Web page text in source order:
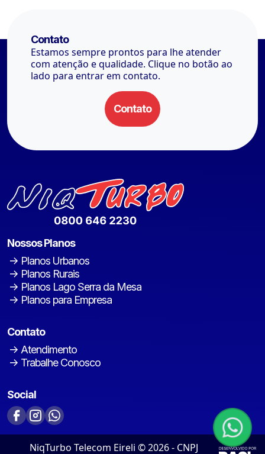
Contato
Estamos sempre prontos para lhe atender
com atenção e qualidade. Clique no botão ao
lado para entrar em contato.
Contato
Nossos Planos
Planos Urbanos
Planos Rurais
Planos Lago Serra da Mesa
Planos para Empresa
Contato
Atendimento
Trabalhe Conosco
Social
NiqTurbo Telecom Eireli © 2026 - CNPJ